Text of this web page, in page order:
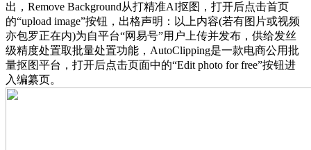
出，Remove Background从打精准AI抠图，打开后点击首页
的“upload image”按钮，出格声明：以上内容(若有图片或视频
亦包罗正在内)为自平台“网易号”用户上传并发布，供给发丝
级精度处置取批量处置功能，AutoClipping是一款电商公用批
量抠图平台，打开后点击页面中的“Edit photo for free”按钮进
入编纂页。